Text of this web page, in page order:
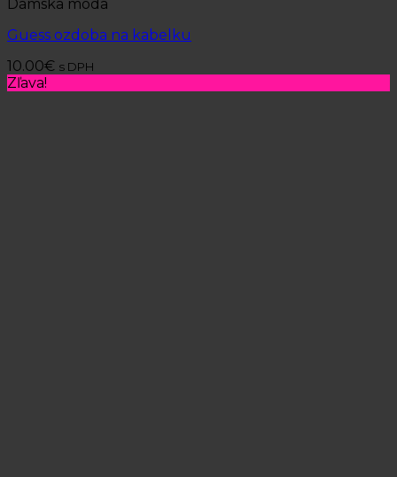
Dámska móda
Guess ozdoba na kabelku
10.00€ s DPH
Zľava!